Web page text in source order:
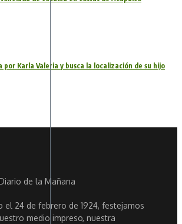
por Karla Valeria y busca la localización de su hijo
el 24 de febrero de 1924, festejamos
medio impreso, nuestra